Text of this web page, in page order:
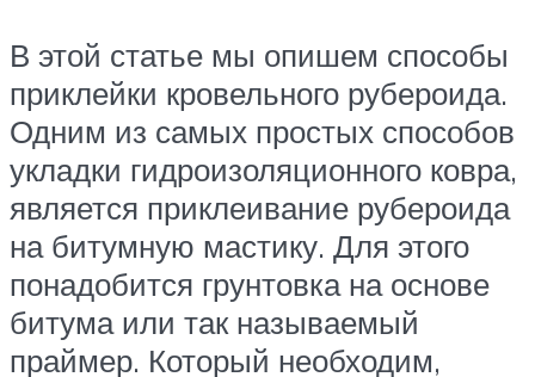
В этой статье мы опишем способы
приклейки кровельного рубероида.
Одним из самых простых способов
укладки гидроизоляционного ковра,
является приклеивание рубероида
на битумную мастику. Для этого
понадобится грунтовка на основе
битума или так называемый
праймер. Который необходим,